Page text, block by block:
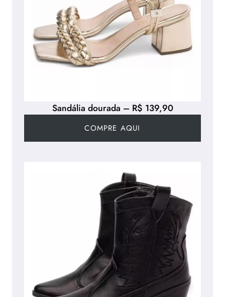
Sandália dourada – R$ 139,90
COMPRE AQUI